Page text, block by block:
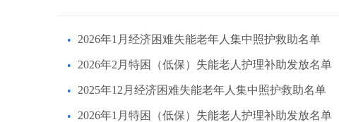
2026年1月经济困难失能老年人集中照护救助名单
2026年2月特困（低保）失能老人护理补助发放名单
2025年12月经济困难失能老年人集中照护救助名单
2026年1月特困（低保）失能老人护理补助发放名单